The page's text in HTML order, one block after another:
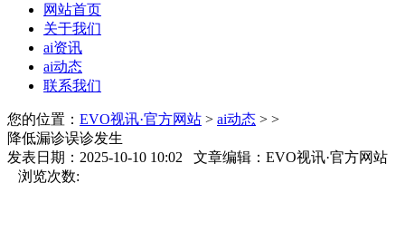
网站首页
关于我们
ai资讯
ai动态
联系我们
您的位置： EVO视讯·官方网站 > ai动态 > >
降低漏诊误诊发生
发表日期：2025-10-10 10:02 文章编辑：EVO视讯·官方网站
浏览次数: